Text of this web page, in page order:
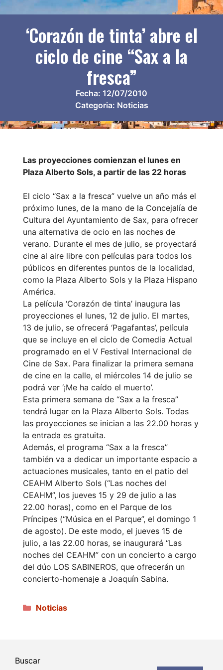
‘Corazón de tinta’ abre el
ciclo de cine “Sax a la
fresca”
Fecha: 12/07/2010
Categoria: Noticias
Las proyecciones comienzan el lunes en
Plaza Alberto Sols, a partir de las 22 horas
El ciclo “Sax a la fresca” vuelve un año más el
próximo lunes, de la mano de la Concejalía de
Cultura del Ayuntamiento de Sax, para ofrecer
una alternativa de ocio en las noches de
verano. Durante el mes de julio, se proyectará
cine al aire libre con películas para todos los
públicos en diferentes puntos de la localidad,
como la Plaza Alberto Sols y la Plaza Hispano
América.
La película ‘Corazón de tinta’ inaugura las
proyecciones el lunes, 12 de julio. El martes,
13 de julio, se ofrecerá ‘Pagafantas’, película
que se incluye en el ciclo de Comedia Actual
programado en el V Festival Internacional de
Cine de Sax. Para finalizar la primera semana
de cine en la calle, el miércoles 14 de julio se
podrá ver ‘¡Me ha caído el muerto’.
Esta primera semana de “Sax a la fresca”
tendrá lugar en la Plaza Alberto Sols. Todas
las proyecciones se inician a las 22.00 horas y
la entrada es gratuita.
Además, el programa “Sax a la fresca”
también va a dedicar un importante espacio a
actuaciones musicales, tanto en el patio del
CEAHM Alberto Sols (“Las noches del
CEAHM”, los jueves 15 y 29 de julio a las
22.00 horas), como en el Parque de los
Príncipes (“Música en el Parque”, el domingo 1
de agosto). De este modo, el jueves 15 de
julio, a las 22.00 horas, se inaugurará “Las
noches del CEAHM” con un concierto a cargo
del dúo LOS SABINEROS, que ofrecerán un
concierto-homenaje a Joaquín Sabina.
Categorías
Noticias
Buscar